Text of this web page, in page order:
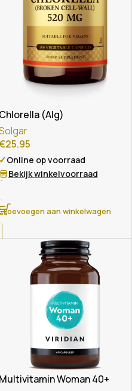
Chlorella (Alg)
25.95
✓Online op voorraad
Bekijk winkelvoorraad
Toevoegen aan winkelwagen
Multivitamin Woman 40+